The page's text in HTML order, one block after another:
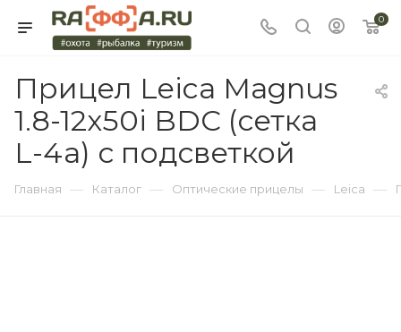
0
Прицел Leica Magnus
1.8-12x50i BDC (сетка
L-4a) с подсветкой
Главная — Каталог — Оптические прицелы — Leica —